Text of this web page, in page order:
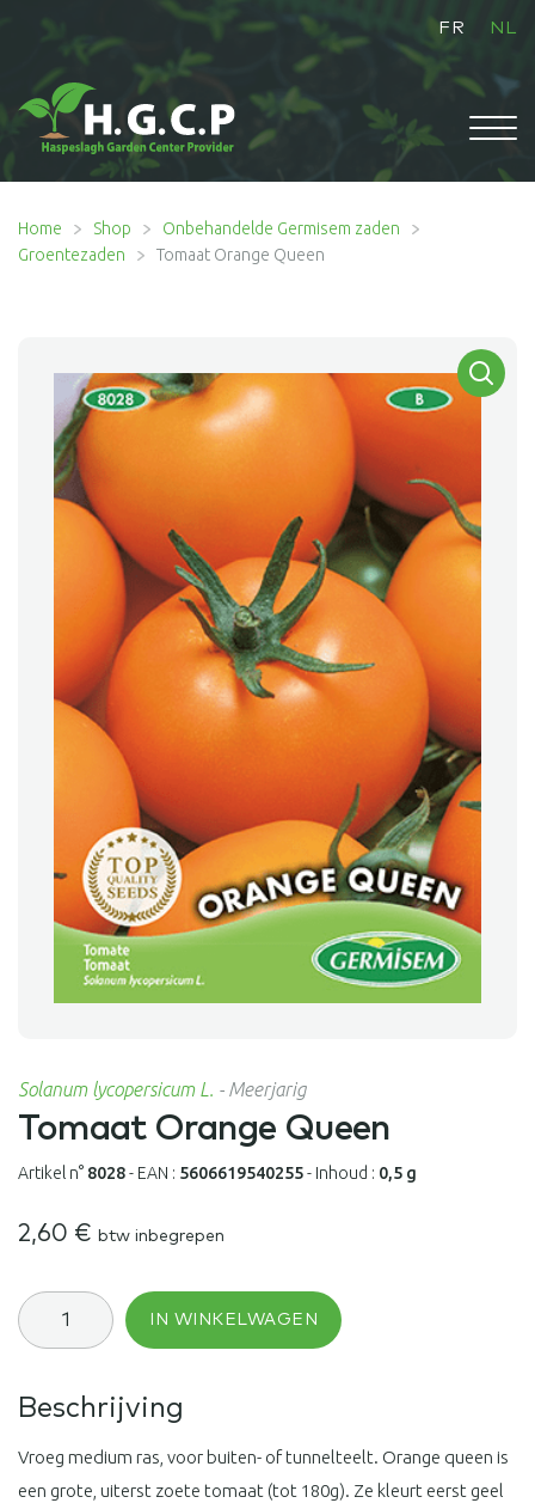
FR NL
HOME
Home Shop
Onbehandelde Germisem zaden
Groentezaden
Tomaat Orange Queen
Solanum lycopersicum L. - Meerjarig
Tomaat Orange Queen
Artikel n° 8028- EAN : 5606619540255- Inhoud : 0,5 g
2,60 € btw inbegrepen
Tomaat
Orange
Queen
IN WINKELWAGEN
Beschrijving
Vroeg medium ras, voor buiten- of tunnelteelt. Orange queen is
een grote, uiterst zoete tomaat (tot 180g). Ze kleurt eerst geel